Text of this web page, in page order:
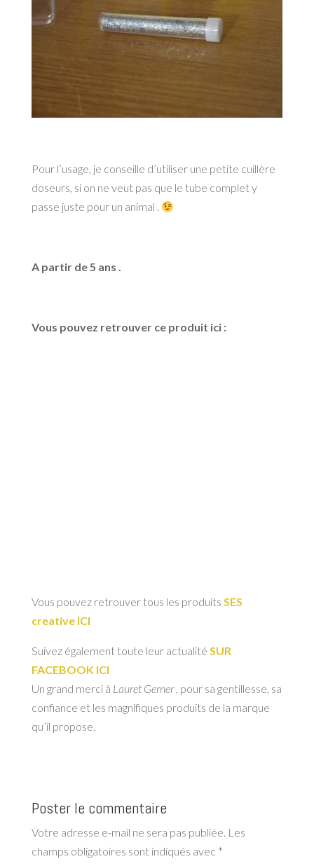
Pour l’usage, je conseille d’utiliser une petite cuillère
doseurs, si on ne veut pas que le tube complet y
passe juste pour un animal .
A partir de 5 ans .
Vous pouvez retrouver ce produit ici :
Vous pouvez retrouver tous les produits SES
creative ICI
Suivez également toute leur actualité SUR
FACEBOOK ICI
Un grand merci à Lauret Gerner, pour sa gentillesse, sa
confiance et les magnifiques produits de la marque
qu’il propose.
Poster le commentaire
Votre adresse e-mail ne sera pas publiée. Les
champs obligatoires sont indiqués avec *